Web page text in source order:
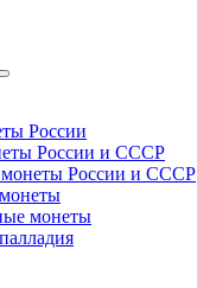
России
России и СССР
России и СССР
монеты